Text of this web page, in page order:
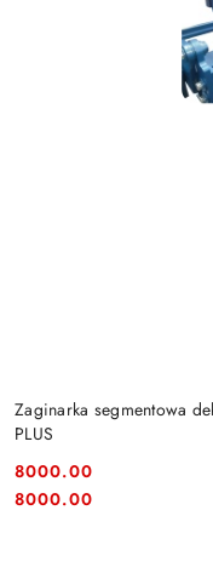
Zaginarka segmentowa
PLUS
Cena:
8000.00
Cena:
8000.00